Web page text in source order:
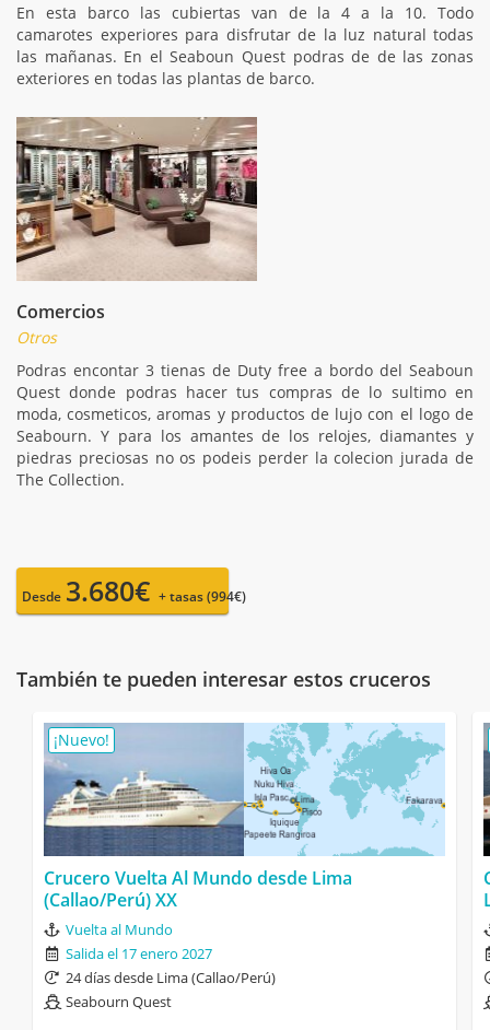
En esta barco las cubiertas van de la 4 a la 10. Todo
camarotes experiores para disfrutar de la luz natural todas
las mañanas. En el Seaboun Quest podras de de las zonas
exteriores en todas las plantas de barco.
Comercios
Otros
Podras encontar 3 tienas de Duty free a bordo del Seaboun
Quest donde podras hacer tus compras de lo sultimo en
moda, cosmeticos, aromas y productos de lujo con el logo de
Seabourn. Y para los amantes de los relojes, diamantes y
piedras preciosas no os podeis perder la colecion jurada de
The Collection.
Desde 3.680€ + tasas (994€)
También te pueden interesar estos cruceros
¡Nuevo!
Crucero Vuelta Al Mundo desde Lima
(Callao/Perú) XX
Vuelta al Mundo
Salida el 17 enero 2027
24 días desde Lima (Callao/Perú)
Seabourn Quest